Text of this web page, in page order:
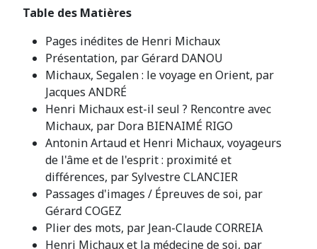
Table des Matières
Pages inédites de Henri Michaux
Présentation, par Gérard DANOU
Michaux, Segalen : le voyage en Orient, par
Jacques ANDRÉ
Henri Michaux est-il seul ? Rencontre avec
Michaux, par Dora BIENAIMÉ RIGO
Antonin Artaud et Henri Michaux, voyageurs
de l'âme et de l'esprit : proximité et
différences, par Sylvestre CLANCIER
Passages d'images / Épreuves de soi, par
Gérard COGEZ
Plier des mots, par Jean-Claude CORREIA
Henri Michaux et la médecine de soi, par